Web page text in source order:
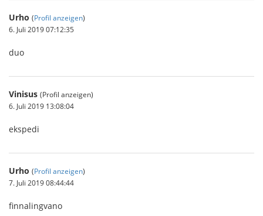
Urho (Profil anzeigen)
6. Juli 2019 07:12:35
duo
Vinisus (Profil anzeigen)
6. Juli 2019 13:08:04
ekspedi
Urho (Profil anzeigen)
7. Juli 2019 08:44:44
finnalingvano